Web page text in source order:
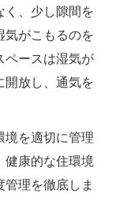
く、少し隙間を
気がこもるのを
ペースは湿気が
開放し、通気を
境を適切に管理
健康的な住環境
理を徹底しま